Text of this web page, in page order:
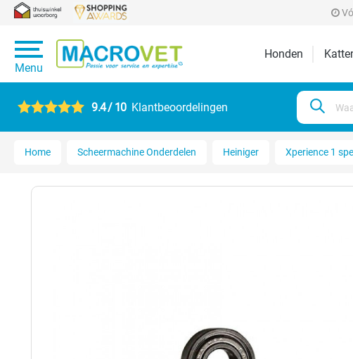
Menu
Honden
9.4 / 10 Klantbeoordelingen
Home Scheermachine Onderdelen Heiniger Xperience 1